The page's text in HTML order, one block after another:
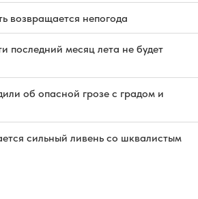
возвращается непогода
последний месяц лета не будет
об опасной грозе с градом и
сильный ливень со шквалистым